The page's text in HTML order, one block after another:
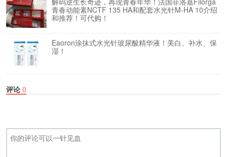
青春动能素NCTF 135 HA和配套水光针M-HA 10介绍
和推荐！可代购！
Eaoron涂抹式水光针玻尿酸精华液！美白、补水、保
湿！
评论 0